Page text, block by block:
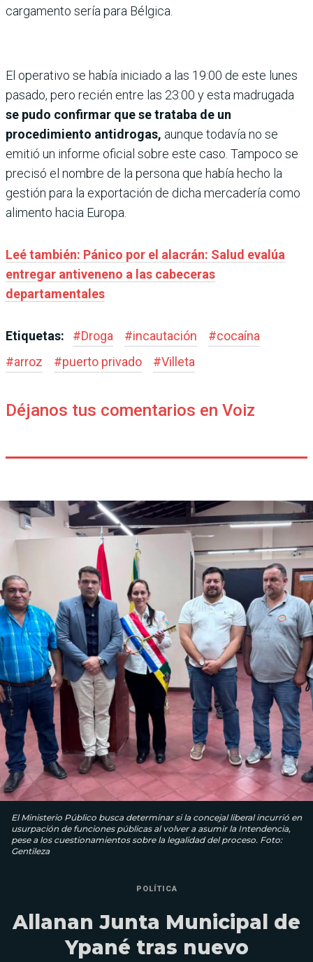
cargamento sería para Bélgica.
El operativo se había iniciado a las 19:00 de este lunes
pasado, pero recién entre las 23:00 y esta madrugada
se pudo confirmar que se trataba de un
procedimiento antidrogas, aunque todavía no se
emitió un informe oficial sobre este caso. Tampoco se
precisó el nombre de la persona que había hecho la
gestión para la exportación de dicha mercadería como
alimento hacia Europa.
Leé también: Pánico por el alacrán: Salud evalúa
entregar antiveneno a las cabeceras
departamentales
Etiquetas: #Droga #incautación #cocaína
#arroz #puerto privado #Villeta
Déjanos tus comentarios en Voiz
El Ministerio Público busca determinar si la concejal liberal incurrió en
usurpación de funciones públicas al volver a asumir la Intendencia,
pese a los cuestionamientos sobre la legalidad del proceso. Foto:
Gentileza
POLÍTICA
Allanan Junta Municipal de
Ypané tras nuevo